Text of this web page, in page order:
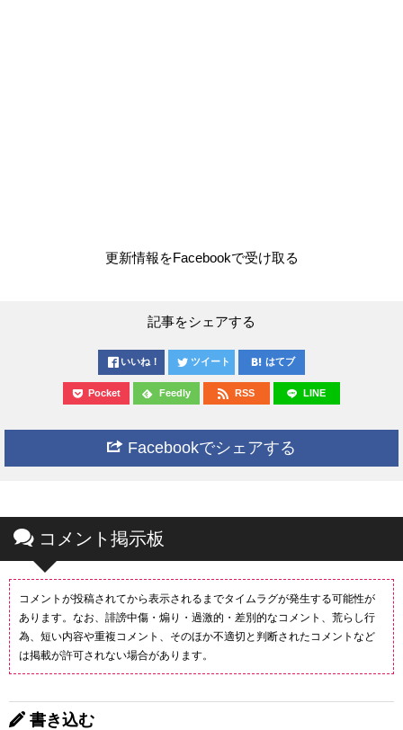
更新情報をFacebookで受け取る
記事をシェアする
いいね！ ツイート はてブ
Pocket Feedly RSS LINE
Facebookでシェアする
コメント掲示板
コメントが投稿されてから表示されるまでタイムラグが発生する可能性が
あります。なお、誹謗中傷・煽り・過激的・差別的なコメント、荒らし行
為、短い内容や重複コメント、そのほか不適切と判断されたコメントなど
は掲載が許可されない場合があります。
書き込む